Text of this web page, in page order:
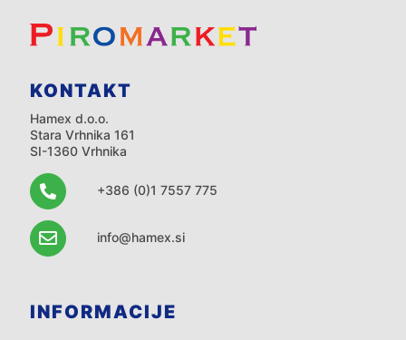
KONTAKT
Hamex d.o.o.
Stara Vrhnika 161
SI-1360 Vrhnika
+386 (0)1 7557 775
info@hamex.si
INFORMACIJE